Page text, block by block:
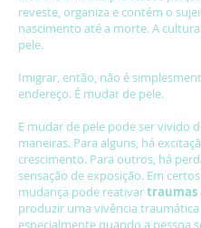
reveste, organiza e contém o
nascimento até a morte. A
pele.
Imigrar, então, não é
endereço. É mudar de pele.
E mudar de pele pode ser vivido
maneiras. Para alguns, há
crescimento. Para outros, há
sensação de exposição. Em certos
mudança pode reativartraumas
produzir uma vivência
especialmente quando a pessoa